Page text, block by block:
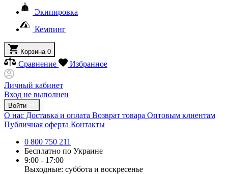
Экипировка
Кемпинг
Корзина 0
Сравнение Избранное
Личный кабинет
Вход не выполнен
Войти
О нас Доставка и оплата Возврат товара Оптовым клиентам
Публичная оферта Контакты
0 800 750 211
Бесплатно по Украине
9:00 - 17:00
Выходные: суббота и воскресенье